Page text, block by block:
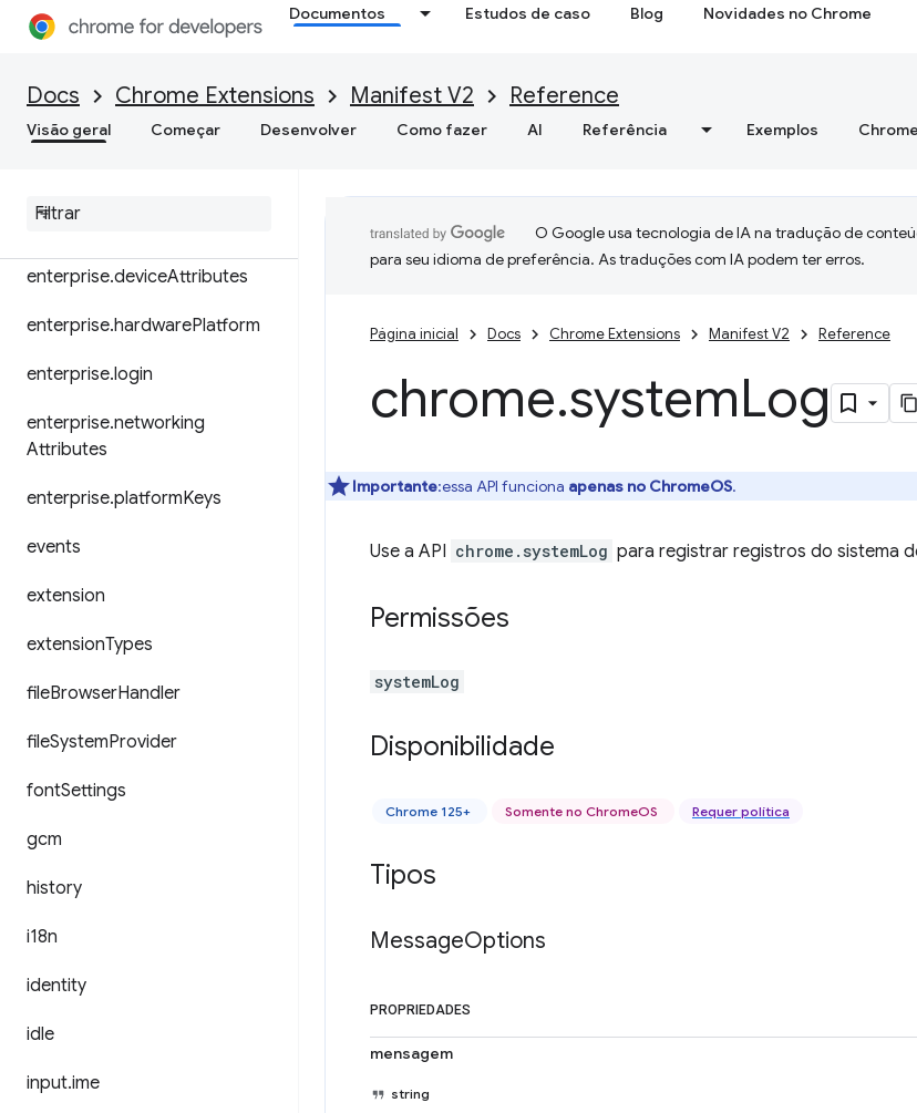
Documentos Estudos de caso Blog Novidades no Chrome
Docs Chrome Extensions Manifest V2 Reference
Visão geral Começar Desenvolver Como fazer AI Referência Exemplos
devtools.recorder
dns
documentScan
enterprise.deviceAttributes
enterprise.hardwarePlatform
enterprise.login
enterprise.networking
Attributes
enterprise.platformKeys
events
extension
extensionTypes
fileBrowserHandler
fileSystemProvider
fontSettings
gcm
history
i18n
identity
idle
input.ime
O Google usa tecnologia de IA na tradução de
para seu idioma de preferência. As traduções com IA podem ter erros.
Página inicial Docs Chrome Extensions Manifest V2 Reference
chrome.systemLog
Importante:essa API funciona apenas no ChromeOS.
Use a API chrome.systemLog para registrar registros do sistema
Permissões
systemLog
Disponibilidade
Chrome 125+ Somente no ChromeOS Requer política
Tipos
MessageOptions
PROPRIEDADES
mensagem
string